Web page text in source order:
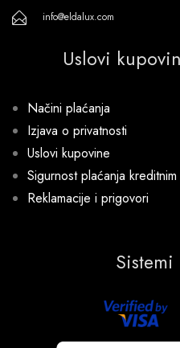
info@eldalux.com
Uslovi
Načini plaćanja
Izjava o privatnosti
Uslovi kupovine
Sigurnost plaćanja kreditnim
Reklamacije i prigovori